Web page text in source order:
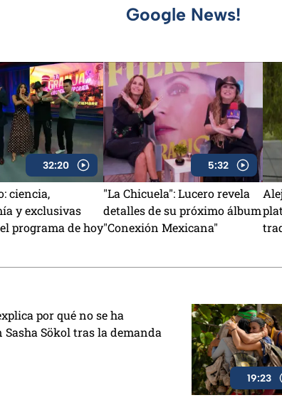
Google News!
32:20
ciencia,
y exclusivas
programa de hoy
5:32
"La Chicuela": Lucero revela
detalles de su próximo álbum
"Conexión Mexicana"
por qué no se ha
Sasha Sökol tras la demanda
19:23